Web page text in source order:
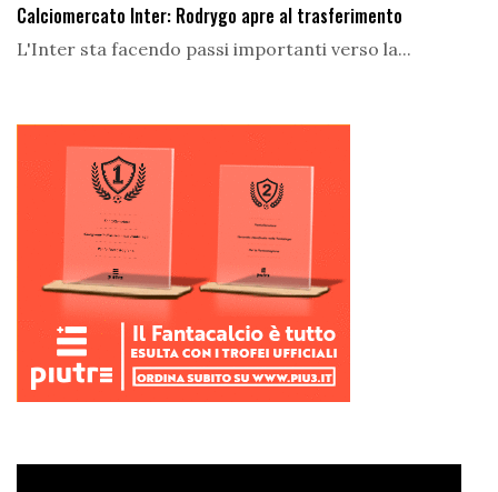
Calciomercato Inter: Rodrygo apre al trasferimento
L'Inter sta facendo passi importanti verso la...